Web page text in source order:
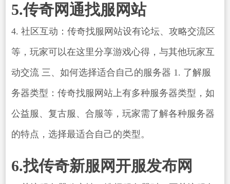
5.传奇网通找服网站
4. 社区互动：传奇找服网站设有论坛、攻略交流区
等，玩家可以在这里分享游戏心得，与其他玩家互
动交流 三、如何选择适合自己的服务器 1. 了解服
务器类型：传奇找服网站上有多种服务器类型，如
公益服、复古服、合服等，玩家需了解各种服务器
的特点，选择最适合自己的类型。
6.找传奇新服网开服发布网